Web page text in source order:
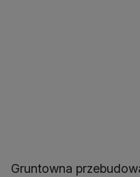
Gruntowna